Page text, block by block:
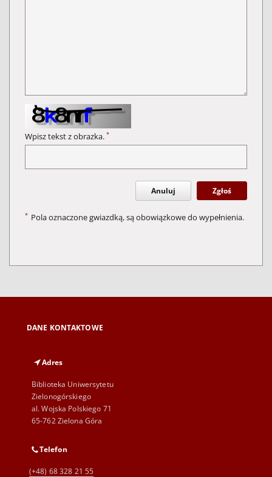
Wpisz tekst z obrazka. *
Anuluj Zgłoś
* Pola oznaczone gwiazdką, są obowiązkowe do wypełnienia.
DANE KONTAKTOWE
Adres
Biblioteka Uniwersytetu
Zielonogórskiego
al. Wojska Polskiego 71
65-762 Zielona Góra
Telefon
(+48) 68 328 21 55